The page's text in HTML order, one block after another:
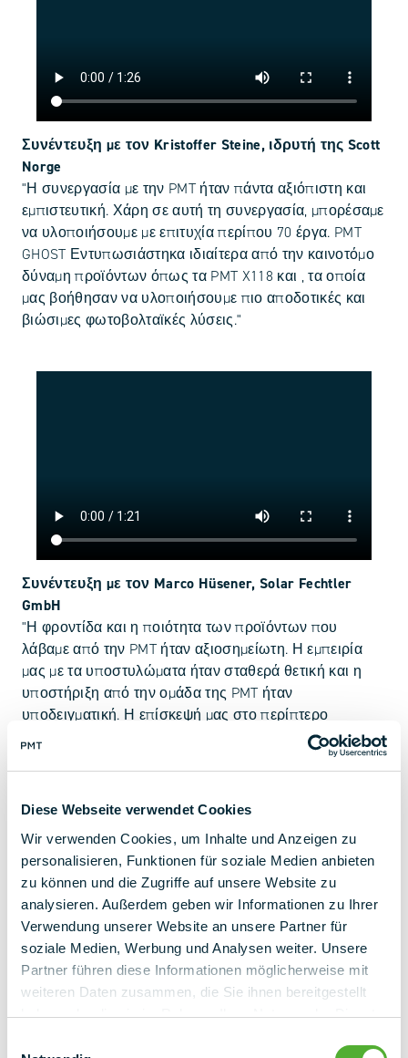
Diese Webseite verwendet Cookies
Wir verwenden Cookies, um Inhalte und Anzeigen zu
personalisieren, Funktionen für soziale Medien anbieten
zu können und die Zugriffe auf unsere Website zu
analysieren. Außerdem geben wir Informationen zu Ihrer
Verwendung unserer Website an unsere Partner für
soziale Medien, Werbung und Analysen weiter. Unsere
Partner führen diese Informationen möglicherweise mit
weiteren Daten zusammen, die Sie ihnen bereitgestellt
haben oder die sie im Rahmen Ihrer Nutzung der Dienste
Συνέντευξη με τον Kristoffer Steine, ιδρυτή της Scott
Norge
"Η συνεργασία με την PMT ήταν πάντα αξιόπιστη και
εμπιστευτική. Χάρη σε αυτή τη συνεργασία, μπορέσαμε
να υλοποιήσουμε με επιτυχία περίπου 70 έργα. PMT
GHOST Εντυπωσιάστηκα ιδιαίτερα από την καινοτόμο
δύναμη προϊόντων όπως τα PMT X118 και , τα οποία
μας βοήθησαν να υλοποιήσουμε πιο αποδοτικές και
βιώσιμες φωτοβολταϊκές λύσεις."
Συνέντευξη με τον Marco Hüsener, Solar Fechtler
GmbH
"Η φροντίδα και η ποιότητα των προϊόντων που
λάβαμε από την PMT ήταν αξιοσημείωτη. Η εμπειρία
μας με τα υποστυλώματα ήταν σταθερά θετική και η
υποστήριξη από την ομάδα της PMT ήταν
υποδειγματική. Η επίσκεψή μας στο περίπτερο
ξεπέρασε κατά πολύ τις προσδοκίες μας και μας
ΤΟ ΠΡΌΣΩΠΟ ΕΠΙΚΟΙΝΩΝΊΑΣ ΣΑΣ